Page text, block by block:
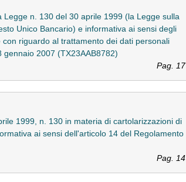
n. 130 del 30 aprile 1999 (la Legge sulla
Unico Bancario) e informativa ai sensi degli
riguardo al trattamento dei dati personali
2007 (TX23AAB8782)
Pag. 17
1999, n. 130 in materia di cartolarizzazioni di
ai sensi dell'articolo 14 del Regolamento
Pag. 14